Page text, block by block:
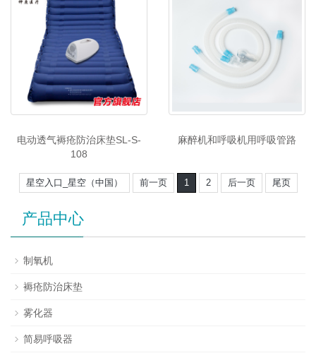
电动透气褥疮防治床垫SL-S-
108
麻醉机和呼吸机用呼吸管路
星空入口_星空（中国） 前一页 1 2 后一页 尾页
产品中心
制氧机
褥疮防治床垫
雾化器
简易呼吸器